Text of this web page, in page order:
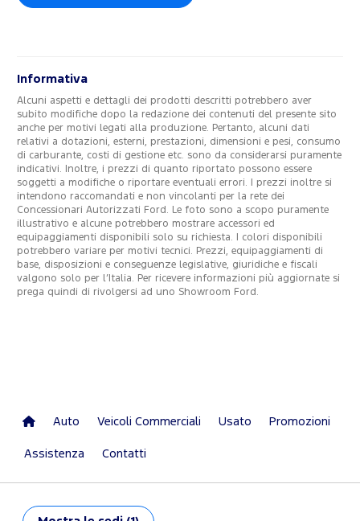
Informativa
Alcuni aspetti e dettagli dei prodotti descritti potrebbero aver
subito modifiche dopo la redazione dei contenuti del presente sito
anche per motivi legati alla produzione. Pertanto, alcuni dati
relativi a dotazioni, esterni, prestazioni, dimensioni e pesi, consumo
di carburante, costi di gestione etc. sono da considerarsi puramente
indicativi. Inoltre, i prezzi di quanto riportato possono essere
soggetti a modifiche o riportare eventuali errori. I prezzi inoltre si
intendono raccomandati e non vincolanti per la rete dei
Concessionari Autorizzati Ford. Le foto sono a scopo puramente
illustrativo e alcune potrebbero mostrare accessori ed
equipaggiamenti disponibili solo su richiesta. I colori disponibili
potrebbero variare per motivi tecnici. Prezzi, equipaggiamenti di
base, disposizioni e conseguenze legislative, giuridiche e fiscali
valgono solo per l’Italia. Per ricevere informazioni più aggiornate si
prega quindi di rivolgersi ad uno Showroom Ford.
Auto Veicoli Commerciali Usato Promozioni
Assistenza Contatti